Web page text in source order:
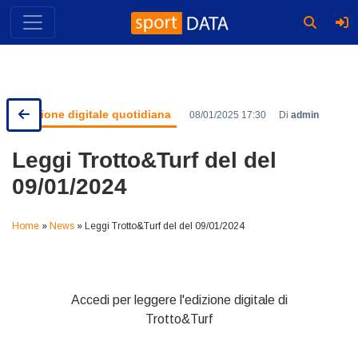
Skip
content
Edizione digitale quotidiana 08/01/2025 17:30 Di admin
Leggi Trotto&Turf del del
09/01/2024
Home » News » Leggi Trotto&Turf del del 09/01/2024
Accedi per leggere l'edizione digitale di
Trotto&Turf